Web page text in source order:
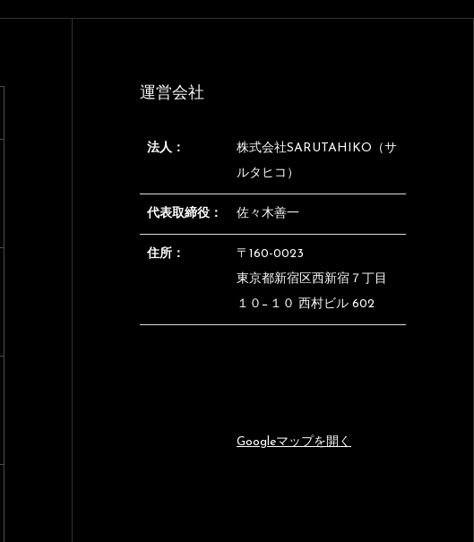
運営会社
法人：
株式会社SARUTAHIKO（サ
ルタヒコ）
代表取締役： 佐々木善一
住所：
〒160-0023
東京都新宿区西新宿７丁目
１０−１０ 西村ビル 602
Googleマップを開く